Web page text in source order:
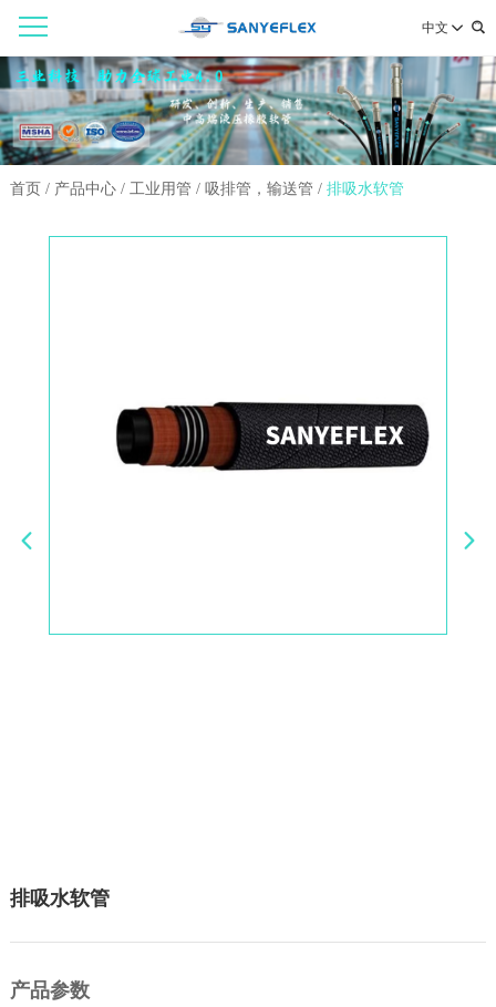
中文
首页 / 产品中心 / 工业用管 / 吸排管，输送管 / 排吸水软管
排吸水软管
产品参数